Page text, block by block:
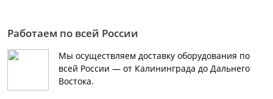
Работаем по всей России
Мы осуществляем доставку оборудования по
всей России — от Калининграда до Дальнего
Востока.